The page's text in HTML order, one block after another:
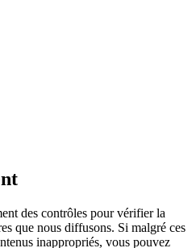
des contrôles pour vérifier la
que nous diffusons. Si malgré ces
inappropriés, vous pouvez